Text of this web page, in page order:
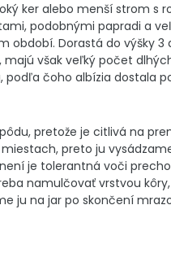
ker alebo menší
podobnými papradi a
období. Dorastá do výšky
majú však veľký počet
čoho albízia dostala
pretože je citlivá na
preto ju
je tolerantná voči
namulčovať vrstvou
ju na jar po skončení